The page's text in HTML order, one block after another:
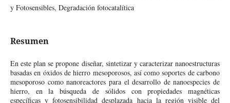
y Fotosensibles, Degradación fotocatalítica
Resumen
En este plan se propone diseñar, sintetizar y caracterizar nanoestructuras
basadas en óxidos de hierro mesoporosos, así como soportes de carbono
mesoporoso como nanoreactores para el desarrollo de nanoespecies de
hierro, en la búsqueda de sólidos con propiedades magnéticas
específicas y fotosensibilidad desplazada hacia la región visible del